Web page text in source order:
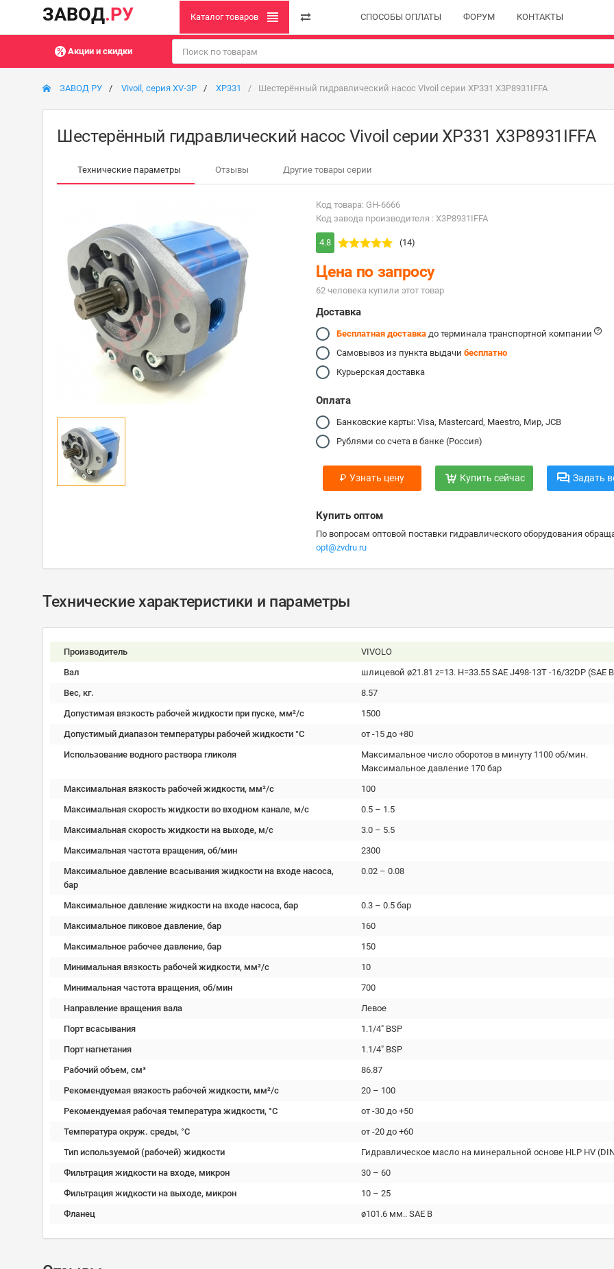
ЗАВОД.РУ Каталог товаров СПОСОБЫ ОПЛАТЫ ФОРУМ КОНТАКТЫ
Акции и скидки
ЗАВОД РУ Vivoil, серия XV-3P XP331 Шестерённый гидравлический насос Vivoil серии XP331 X3P8931IFFA
Шестерённый гидравлический насос Vivoil серии XP331 X3P8931IFFA
Технические параметры Отзывы Другие товары серии
Код товара: GH-6666
Код завода производителя : X3P8931IFFA
4.8 (14)
Цена по запросу
62 человекa купили этот товар
Доставка
Бесплатная доставка до терминала транспортной компании
Самовывоз из пункта выдачибесплатно
Курьерская доставка
Оплата
Банковские карты: Visa, Mastercard, Maestro, Мир, JCB
Рублями со счета в банке (Россия)
₽ Узнать цену Купить сейчас Задать
Купить оптом
По вопросам оптовой поставки гидравлического оборудования
opt@zvdru.ru
Технические характеристики и параметры
Производитель
VIVOLO
Вал
шлицевой ø21.81 z=13. H=33.55 SAE J498-13T -16/32DP (SAE
Вес, кг.
8.57
Допустимая вязкость рабочей жидкости при пуске, мм²/c
1500
Допустимый диапазон температуры рабочей жидкости °C
от -15 до +80
Использование водного раствора гликоля
Максимальное число оборотов в минуту 1100 об/мин.
Максимальное давление 170 бар
Максимальная вязкость рабочей жидкости, мм²/c
100
Максимальная скорость жидкости во входном канале, м/с
0.5 – 1.5
Максимальная скорость жидкости на выходе, м/с
3.0 – 5.5
Максимальная частота вращения, об/мин
2300
Максимальное давление всасывания жидкости на входе насоса,
бар
0.02 – 0.08
Максимальное давление жидкости на входе насоса, бар
0.3 – 0.5 бар
Максимальное пиковое давление, бар
160
Максимальное рабочее давление, бар
150
Минимальная вязкость рабочей жидкости, мм²/c
10
Минимальная частота вращения, об/мин
700
Направление вращения вала
Левое
Порт всасывания
1.1/4" BSP
Порт нагнетания
1.1/4" BSP
Рабочий объем, см³
86.87
Рекомендуемая вязкость рабочей жидкости, мм²/с
20 – 100
Рекомендуемая рабочая температура жидкости, °C
от -30 до +50
Температура окруж. среды, °C
от -20 до +60
Тип используемой (рабочей) жидкости
Гидравлическое масло на минеральной основе HLP HV
Фильтрация жидкости на входе, микрон
30 – 60
Фильтрация жидкости на выходе, микрон
10 – 25
Фланец
ø101.6 мм.. SAE B